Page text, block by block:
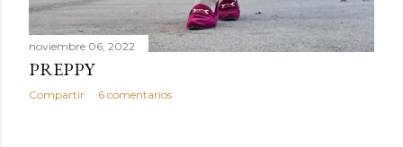
noviembre 06, 2022
PREPPY
Compartir 6 comentarios